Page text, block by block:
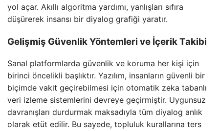
yol açar. Akıllı algoritma yardımı, yanlışları sıfıra
düşürerek insansı bir diyalog grafiği yaratır.
Gelişmiş Güvenlik Yöntemleri ve İçerik Takibi
Sanal platformlarda güvenlik ve koruma her kişi için
birinci öncelikli başlıktır. Yazılım, insanların güvenli bir
biçimde vakit geçirebilmesi için otomatik zeka tabanlı
veri izleme sistemlerini devreye geçirmiştir. Uygunsuz
davranışları durdurmak maksadıyla tüm diyalog anlık
olarak etüt edilir. Bu sayede, topluluk kurallarına ters